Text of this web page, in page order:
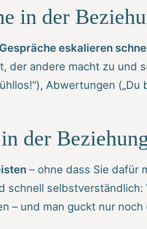
in der
eskalieren
der andere macht zu und
Abwertungen („Du
der
– ohne dass Sie dafür
schnell selbstverständlich:
– und man guckt nur